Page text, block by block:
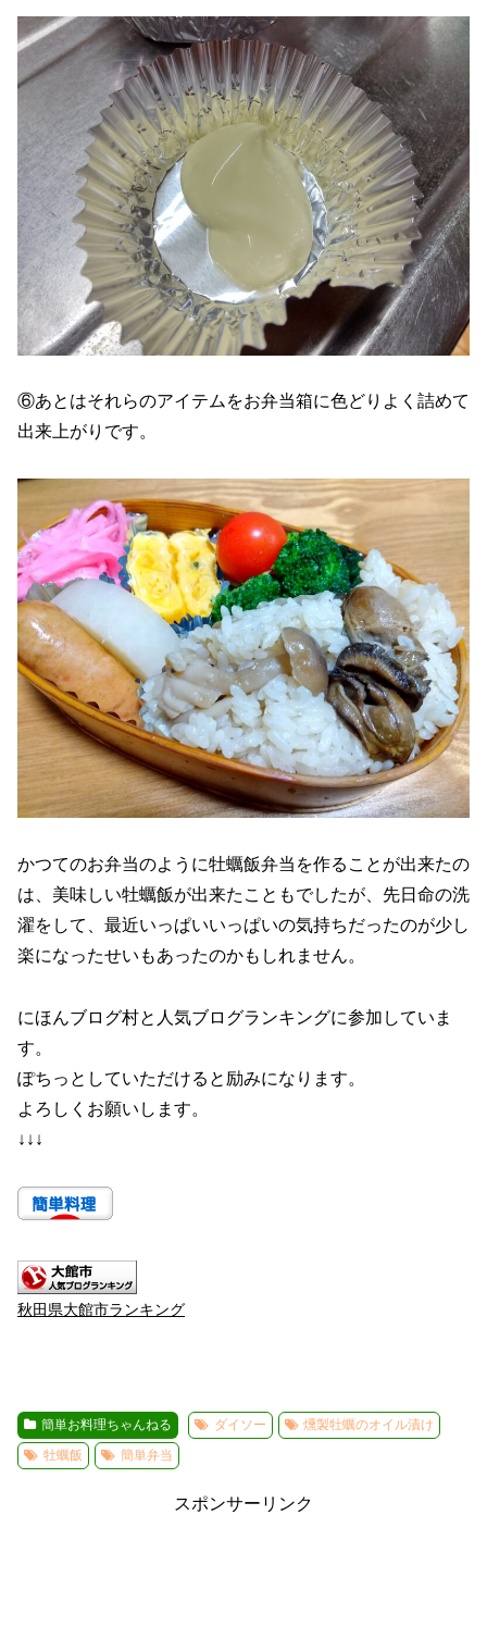
⑥あとはそれらのアイテムをお弁当箱に色どりよく詰めて
出来上がりです。
かつてのお弁当のように牡蠣飯弁当を作ることが出来たの
は、美味しい牡蠣飯が出来たこともでしたが、先日命の洗
濯をして、最近いっぱいいっぱいの気持ちだったのが少し
楽になったせいもあったのかもしれません。
にほんブログ村と人気ブログランキングに参加していま
す。
ぽちっとしていただけると励みになります。
よろしくお願いします。
↓↓↓
秋田県大館市ランキング
簡単お料理ちゃんねる ダイソー
燻製牡蠣のオイル漬け
牡蠣飯
簡単弁当
スポンサーリンク